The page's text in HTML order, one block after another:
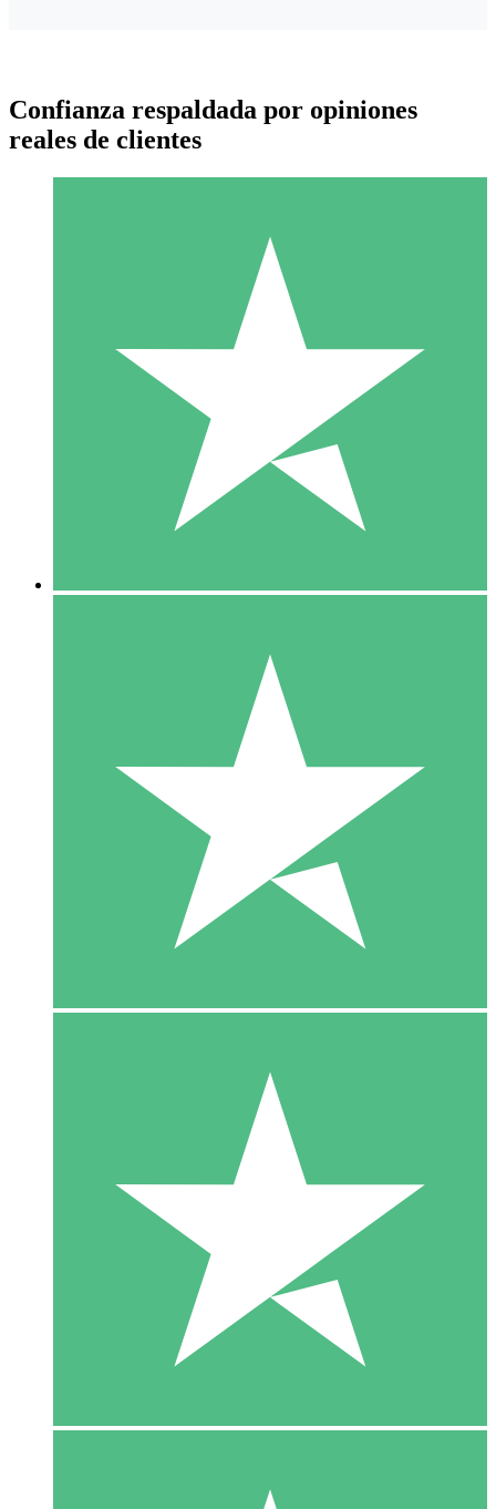
Paquetes de Créditos Individuales
Paga según el uso con créditos de descarga. Sin compromiso
10 00
10 Descargas
20 00
Confianza respaldada por opiniones
reales de clientes